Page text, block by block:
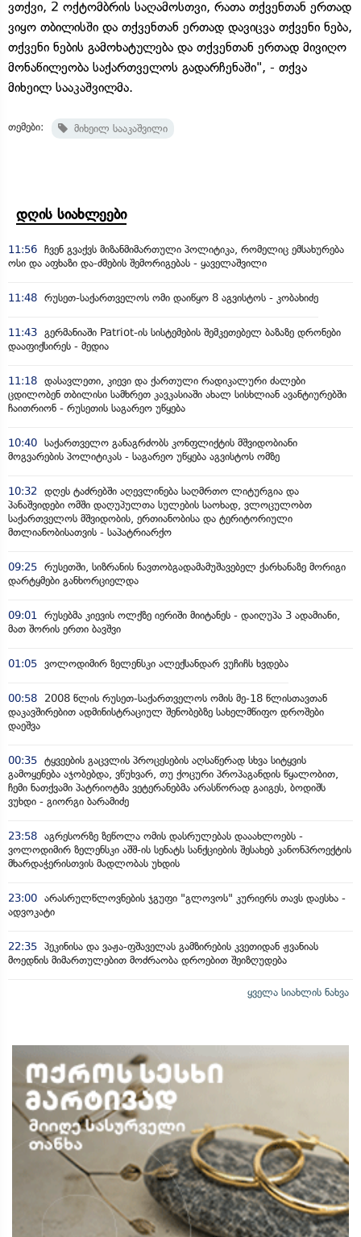
ვთქვი, 2 ოქტომბრის საღამოსთვი, რათა თქვენთან ერთად
ვიყო თბილისში და თქვენთან ერთად დავიცვა თქვენი ნება,
თქვენი ნების გამოხატულება და თქვენთან ერთად მივიღო
მონაწილეობა საქართველოს გადარჩენაში", - თქვა
მიხეილ სააკაშვილმა.
თემები: მიხეილ სააკაშვილი
დღის სიახლეები
11:56 ჩვენ გვაქვს მიზანმიმართული პოლიტიკა, რომელიც ემსახურება
ოსი და აფხაზი და-ძმების შემორიგებას - ყაველაშვილი
11:48 რუსეთ-საქართველოს ომი დაიწყო 8 აგვისტოს - კობახიძე
11:43 გერმანიაში Patriot-ის სისტემების შემკეთებელ ბაზაზე დრონები
დააფიქსირეს - მედია
11:18 დასავლეთი, კიევი და ქართული რადიკალური ძალები
ცდილობენ თბილისი სამხრეთ კავკასიაში ახალ სისხლიან ავანტიურებში
ჩაითრიონ - რუსეთის საგარეო უწყება
10:40 საქართველო განაგრძობს კონფლიქტის მშვიდობიანი
მოგვარების პოლიტიკას - საგარეო უწყება აგვისტოს ომზე
10:32
დღეს ტაძრებში აღევლინება საღმრთო ლიტურგია და
პანაშვიდები ომში დაღუპულთა სულების საოხად, ვლოცულობთ
საქართველოს მშვიდობის, ერთიანობისა და ტერიტორიული
მთლიანობისათვის - საპატრიარქო
09:25 რუსეთში, სიზრანის ნავთობგადამამუშავებელ ქარხანაზე მორიგი
დარტყმები განხორციელდა
09:01
რუსებმა კიევის ოლქზე იერიში მიიტანეს - დაიღუპა 3 ადამიანი,
მათ შორის ერთი ბავშვი
01:05 ვოლოდიმირ ზელენსკი ალექსანდარ ვუჩიჩს ხვდება
00:58
2008 წლის რუსეთ-საქართველოს ომის მე-18 წლისთავთან
დაკავშირებით ადმინისტრაციულ შენობებზე სახელმწიფო დროშები
დაეშვა
00:35 ტყვეების გაცვლის პროცესების აღსაწერად სხვა სიტყვის
გამოყენება აჯობებდა, ვწუხვარ, თუ ქოცური პროპაგანდის წყალობით,
ჩემი ნათქვამი პატრიოტმა ვეტერანებმა არასწორად გაიგეს, ბოდიშს
ვუხდი - გიორგი ბარამიძე
23:58 აგრესორზე ზეწოლა ომის დასრულებას დააახლოებს -
ვოლოდიმირ ზელენსკი აშშ-ის სენატს სანქციების შესახებ კანონპროექტის
მხარდაჭერისთვის მადლობას უხდის
23:00 არასრულწლოვნების ჯგუფი "გლოვოს" კურიერს თავს დაესხა -
ადვოკატი
22:35 პეკინისა და ვაჟა-ფშაველას გამზირების კვეთიდან ჟვანიას
მოედნის მიმართულებით მოძრაობა დროებით შეიზღუდება
ყველა სიახლის ნახვა